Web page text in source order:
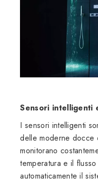
Sensori intelligenti
I sensori intelligenti
delle moderne docce
monitorano
temperatura e il
automaticamente il